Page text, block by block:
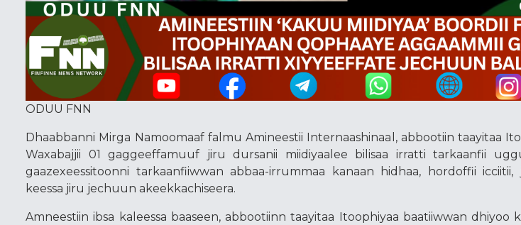
ODUU FNN
Dhaabbanni Mirga Namoomaaf falmu Amineestii Internaashinaal, abbootiin taayitaa
Waxabajjii 01 gaggeeffamuuf jiru dursanii miidiyaalee bilisaa irratti tarkaanfii
gaazexeessitoonni tarkaanfiiwwan abbaa-irrummaa kanaan hidhaa, hordoffii
keessa jiru jechuun akeekkachiseera.
Amneestiin ibsa kaleessa baaseen, abbootiinn taayitaa Itoophiyaa baatiiwwan dhiyoo